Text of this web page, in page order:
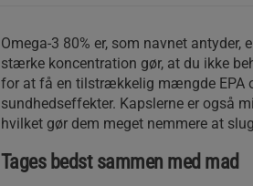
Omega-3 80% er, som navnet antyder,
stærke koncentration gør, at du ikke
for at få en tilstrækkelig mængde EPA
sundhedseffekter. Kapslerne er også
hvilket gør dem meget nemmere at
Tages bedst sammen med mad